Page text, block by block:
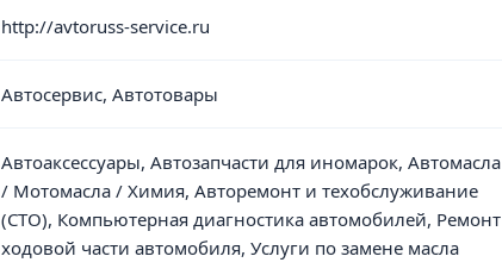
http://avtoruss-service.ru
Автосервис, Автотовары
Автоаксессуары, Автозапчасти для иномарок, Автомасла
/ Мотомасла / Химия, Авторемонт и техобслуживание
(СТО), Компьютерная диагностика автомобилей, Ремонт
ходовой части автомобиля, Услуги по замене масла